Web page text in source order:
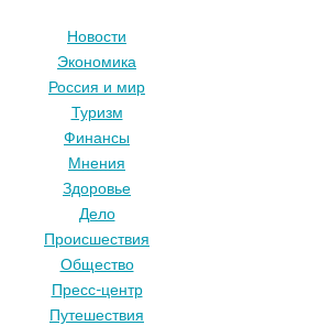
Новости
Экономика
Россия и мир
Туризм
Финансы
Мнения
Здоровье
Дело
Происшествия
Общество
Пресс-центр
Путешествия